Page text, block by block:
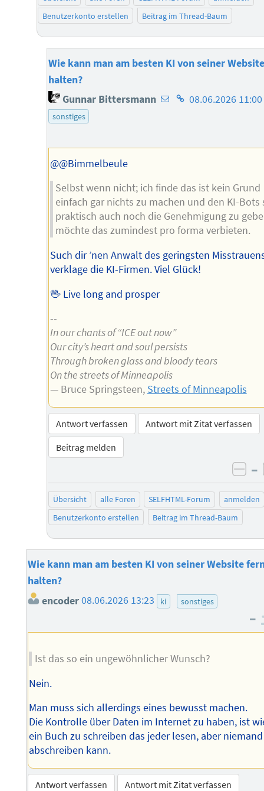
Benutzerkonto erstellen
Beitrag im Thread-Baum
Wie kann man am besten KI von seiner
halten?
Gunnar Bittersmann E-
des
Homepage
08.06.2026 11:00
sonstiges
@@Bimmelbeule
Selbst wenn nicht; ich finde das ist kein Grund
einfach gar nichts zu machen und den KI-Bots
praktisch auch noch die Genehmigung zu
möchte das zumindest pro forma verbieten.
Such dir ’nen Anwalt des geringsten
verklage die KI-Firmen. Viel Glück!
🖖 Live long and prosper
--
In our chants of “ICE out now”
Our city’s heart and soul persists
Through broken glass and bloody tears
On the streets of Minneapolis
— Bruce Springsteen, Streets of Minneapolis
Antwort verfassen
Antwort mit Zitat verfassen
Beitrag melden
–
Übersicht alle Foren SELFHTML-Forum
anmelden
Benutzerkonto erstellen
Beitrag im Thread-Baum
Wie kann man am besten KI von seiner Website
halten?
encoder08.06.2026 13:23 ki sonstiges
–
Ist das so ein ungewöhnlicher Wunsch?
Nein.
Man muss sich allerdings eines bewusst machen.
Die Kontrolle über Daten im Internet zu haben, ist
ein Buch zu schreiben das jeder lesen, aber niemand
abschreiben kann.
Antwort verfassen
Antwort mit Zitat verfassen